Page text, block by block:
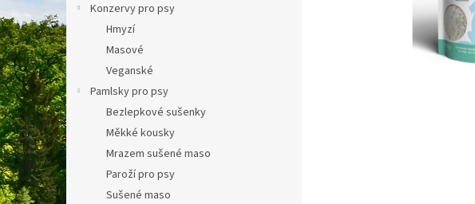
l
Konzervy pro psy
Hmyzí
Masové
Veganské
Pamlsky pro psy
Bezlepkové sušenky
Měkké kousky
Mrazem sušené maso
Paroží pro psy
Sušené maso